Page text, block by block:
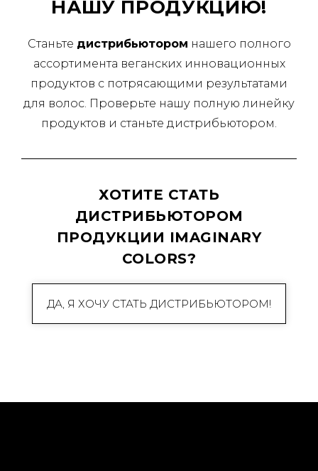
НАШУ ПРОДУКЦИЮ!
Станьте дистрибьютором нашего полного
ассортимента веганских инновационных
продуктов с потрясающими результатами
для волос. Проверьте нашу полную линейку
продуктов и станьте дистрибьютором.
ХОТИТЕ СТАТЬ
ДИСТРИБЬЮТОРОМ
ПРОДУКЦИИ IMAGINARY
COLORS?
ДА, Я ХОЧУ СТАТЬ ДИСТРИБЬЮТОРОМ!